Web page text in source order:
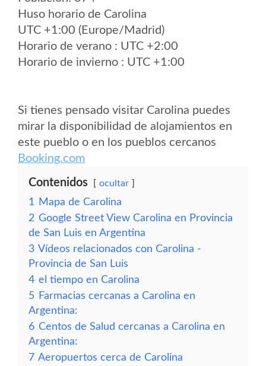
Huso horario de Carolina
UTC +1:00 (Europe/Madrid)
Horario de verano : UTC +2:00
Horario de invierno : UTC +1:00
Si tienes pensado visitar Carolina puedes
mirar la disponibilidad de alojamientos en
este pueblo o en los pueblos cercanos
Booking.com
Contenidos ocultar
1
Mapa de Carolina
2 Google Street View Carolina en Provincia
de San Luis en Argentina
3 Vídeos relacionados con Carolina -
Provincia de San Luis
4 el tiempo en Carolina
5 Farmacias cercanas a Carolina en
Argentina:
6 Centos de Salud cercanas a Carolina en
Argentina:
7 Aeropuertos cerca de Carolina